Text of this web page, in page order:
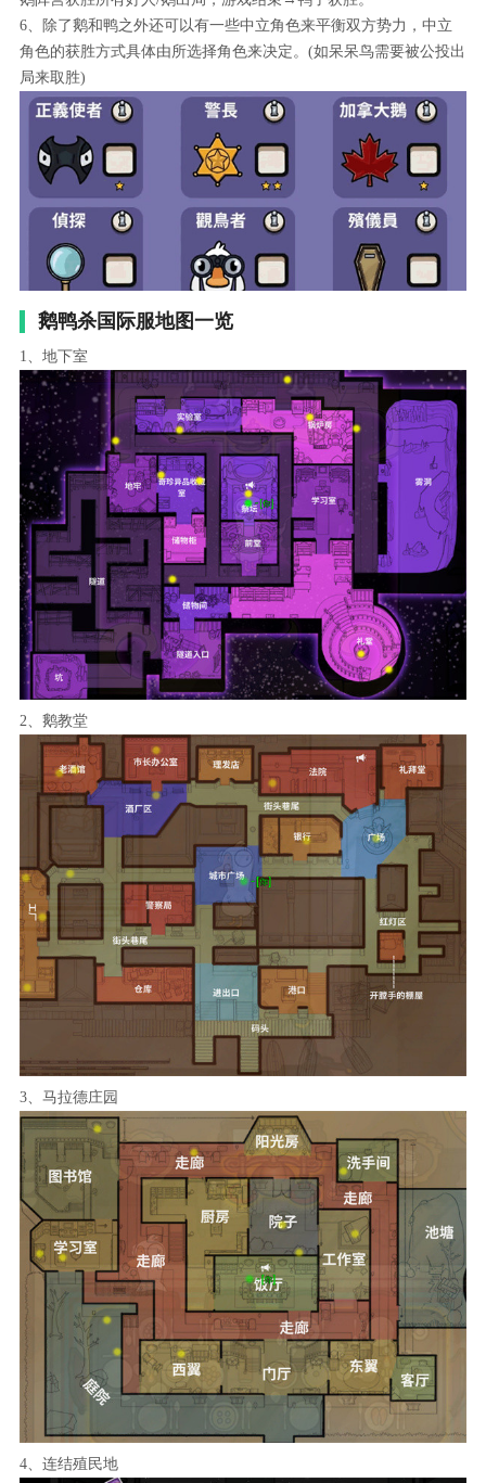
6、除了鹅和鸭之外还可以有一些中立角色来平衡双方势力，中立
角色的获胜方式具体由所选择角色来决定。(如呆呆鸟需要被公投出
局来取胜)
鹅鸭杀国际服地图一览
1、地下室
2、鹅教堂
3、马拉德庄园
4、连结殖民地